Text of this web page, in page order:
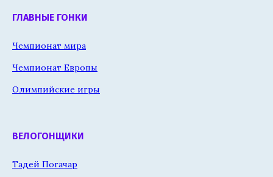
ГЛАВНЫЕ ГОНКИ
Чемпионат мира
Чемпионат Европы
Олимпийские игры
ВЕЛОГОНЩИКИ
Тадей Погачар